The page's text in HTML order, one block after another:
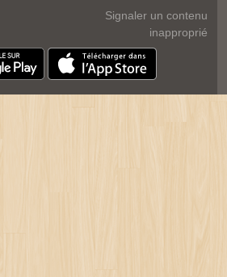
Signaler un contenu
inapproprié